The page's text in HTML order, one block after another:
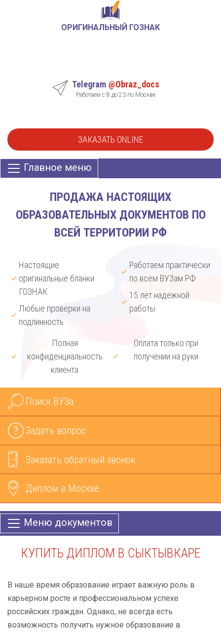
ОРИГИНАЛЬНЫЙ ГОЗНАК
Telegram @Obraz_docs
Работаем с 8 до 23 по Москве
ЗАКАЗАТЬ ONLINE
Главное меню
ПРОДАЖА НАСТОЯЩИХ
ОБРАЗОВАТЕЛЬНЫХ ДОКУМЕНТОВ ПО
ВСЕЙ ТЕРРИТОРИИ РФ
Настоящие
оригинальные бланки
ГОЗНАК
Любые проверки на
подлинность
Работаем практически
по всем ВУЗам РФ
15 лет надежной
работы
Полная
конфиденциальность
клиента
Оплата только при
получении на руки
Поиск ВУЗа
Задать вопрос
Заказать обратный звонок
Диплом в Москве
Меню документов
КУПИТЬ ДИПЛОМ В СЫКТЫВКАРЕ
В наше время образование играет важную роль в
карьерном росте и профессиональном успехе
российских граждан. Однако, не всегда есть
возможность получить нужное образование в